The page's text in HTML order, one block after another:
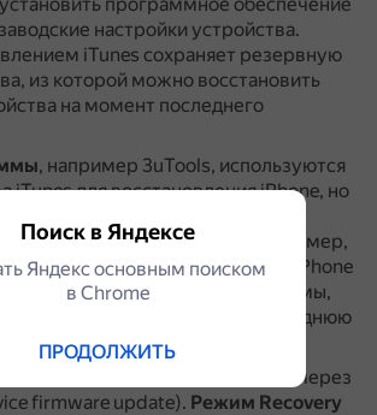
настройки устройства.
iTunes сохраняет резервную
из которой можно восстановить
на момент последнего
, например 3uTools, используются
iTunes для восстановления iPhone, но
устанавливать только в случае
с официальным iTunes.
Например,
программы нужно подключить iPhone
инструкциям программы,
пункт Flash & JB и выбрать последнюю
в подходе к восстановлению через
firmware update). Режим Recovery
Поиск в Яндексе
Яндекс основным поиском
в Сhrome
ПРОДОЛЖИТЬ